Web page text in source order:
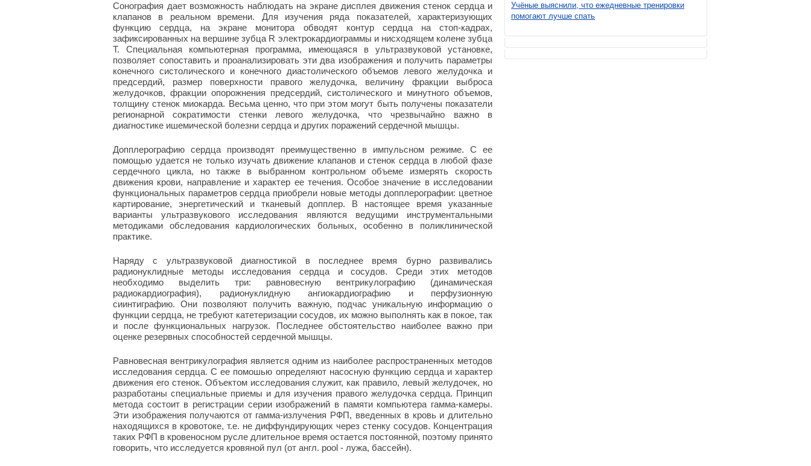
Учёные выяснили, что ежедневные тренировки
помогают лучше спать
Сонография дает возможность наблюдать на экране дисплея движения стенок сердца и
клапанов в реальном времени. Для изучения ряда показателей, характеризующих
функцию сердца, на экране монитора обводят контур сердца на стоп-кадрах,
зафиксированных на вершине зубца R электрокардиограммы и нисходящем колене зубца
Т. Специальная компьютерная программа, имеющаяся в ультразвуковой установке,
позволяет сопоставить и проанализировать эти два изображения и получить параметры
конечного систолического и конечного диастолического объемов левого желудочка и
предсердий, размер поверхности правого желудочка, величину фракции выброса
желудочков, фракции опорожнения предсердий, систолического и минутного объемов,
толщину стенок миокарда. Весьма ценно, что при этом могут быть получены показатели
регионарной сократимости стенки левого желудочка, что чрезвычайно важно в
диагностике ишемической болезни сердца и других поражений сердечной мышцы.
Допплерографию сердца производят преимущественно в импульсном режиме. С ее
помощью удается не только изучать движение клапанов и стенок сердца в любой фазе
сердечного цикла, но также в выбранном контрольном объеме измерять скорость
движения крови, направление и характер ее течения. Особое значение в исследовании
функциональных параметров сердца приобрели новые методы допплерографии: цветное
картирование, энергетический и тканевый допплер. В настоящее время указанные
варианты ультразвукового исследования являются ведущими инструментальными
методиками обследования кардиологических больных, особенно в поликлинической
практике.
Наряду с ультразвуковой диагностикой в последнее время бурно развивались
радионуклидные методы исследования сердца и сосудов. Среди этих методов
необходимо выделить три: равновесную вентрикулографию (динамическая
радиокардиография), радионуклидную ангиокардиографию и перфузионную
сиинтиграфию. Они позволяют получить важную, подчас уникальную информацию о
функции сердца, не требуют катетеризации сосудов, их можно выполнять как в покое, так
и после функциональных нагрузок. Последнее обстоятельство наиболее важно при
оценке резервных способностей сердечной мышцы.
Равновесная вентрикулография является одним из наиболее распространенных методов
исследования сердца. С ее помошью определяют насосную функцию сердца и характер
движения его стенок. Объектом исследования служит, как правило, левый желудочек, но
разработаны специальные приемы и для изучения правого желудочка сердца. Принцип
метода состоит в регистрации серии изображений в памяти компьютера гамма-камеры.
Эти изображения получаются от гамма-излучения РФП, введенных в кровь и длительно
находящихся в кровотоке, т.е. не диффундирующих через стенку сосудов. Концентрация
таких РФП в кровеносном русле длительное время остается постоянной, поэтому принято
говорить, что исследуется кровяной пул (от англ. pool - лужа, бассейн).